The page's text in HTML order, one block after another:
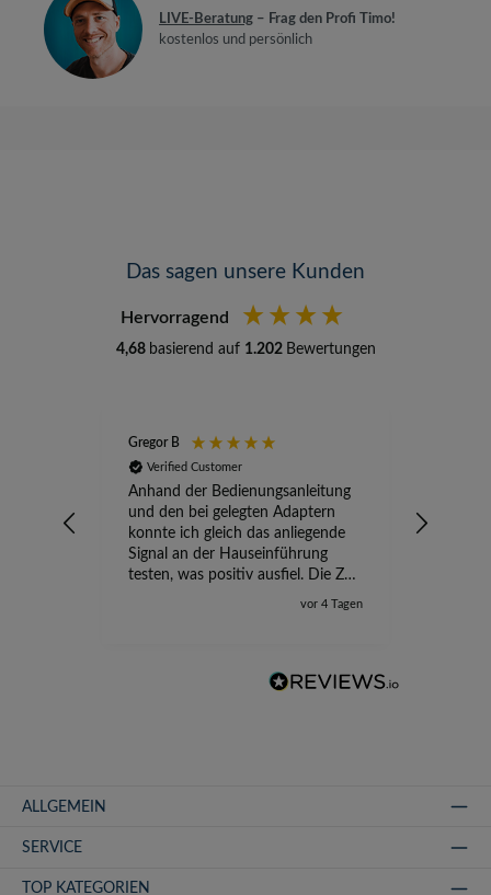
LIVE-Beratung – Frag den Profi Timo!
kostenlos und persönlich
Das sagen unsere Kunden
Hervorragend
4,68 basierend auf 1.202 Bewertungen
Gregor B
Verified Customer
Anhand der Bedienungsanleitung
und den bei gelegten Adaptern
konnte ich gleich das anliegende
Signal an der Hauseinführung
testen, was positiv ausfiel. Die Zeit
der Ungewissheit ist jetzt vorbei,
vor 4 Tagen
ALLGEMEIN
SERVICE
TOP KATEGORIEN